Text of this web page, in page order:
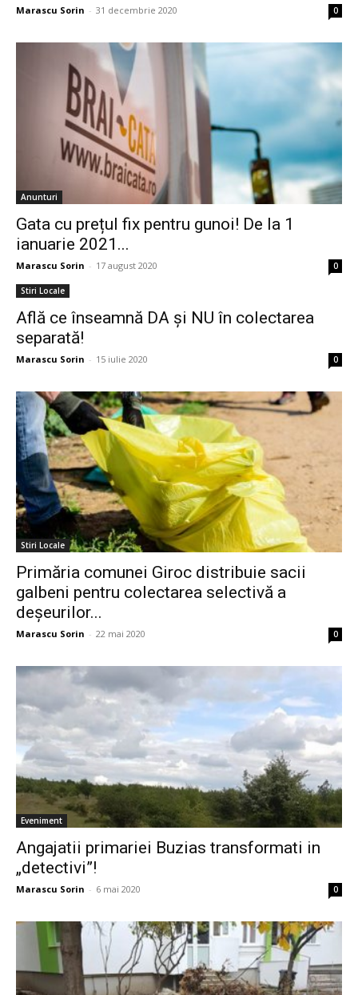
Marascu Sorin - 31 decembrie 2020 0
Anunturi
Gata cu prețul fix pentru gunoi! De la 1
ianuarie 2021...
Marascu Sorin - 17 august 2020 0
Stiri Locale
Află ce înseamnă DA și NU în colectarea
separată!
Marascu Sorin - 15 iulie 2020 0
Stiri Locale
Primăria comunei Giroc distribuie sacii
galbeni pentru colectarea selectivă a
deșeurilor...
Marascu Sorin - 22 mai 2020 0
Eveniment
Angajatii primariei Buzias transformati in
„detectivi”!
Marascu Sorin - 6 mai 2020 0